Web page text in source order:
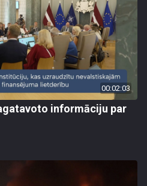
00:02:03
informāciju par